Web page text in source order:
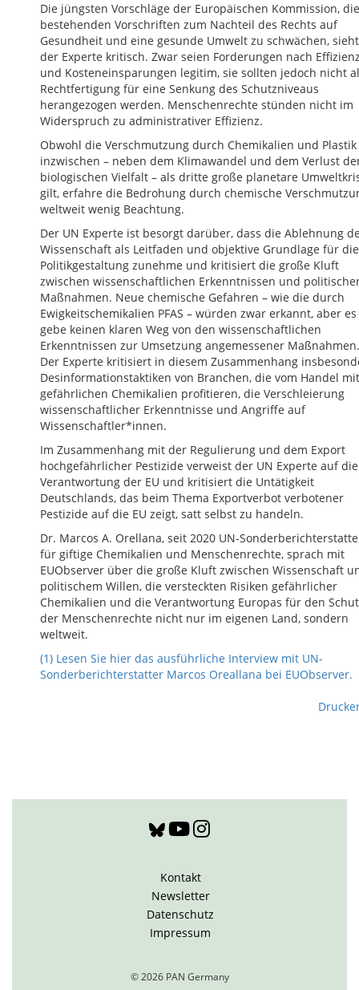
Die jüngsten Vorschläge der Europäischen Kommission, die
bestehenden Vorschriften zum Nachteil des Rechts auf
Gesundheit und eine gesunde Umwelt zu schwächen, sieht
der Experte kritisch. Zwar seien Forderungen nach
und Kosteneinsparungen legitim, sie sollten jedoch nicht
Rechtfertigung für eine Senkung des Schutzniveaus
herangezogen werden. Menschenrechte stünden nicht im
Widerspruch zu administrativer Effizienz.
Obwohl die Verschmutzung durch Chemikalien und Plastik
inzwischen – neben dem Klimawandel und dem Verlust
biologischen Vielfalt – als dritte große planetare
gilt, erfahre die Bedrohung durch chemische
weltweit wenig Beachtung.
Der UN Experte ist besorgt darüber, dass die Ablehnung
Wissenschaft als Leitfaden und objektive Grundlage für die
Politikgestaltung zunehme und kritisiert die große Kluft
zwischen wissenschaftlichen Erkenntnissen und
Maßnahmen. Neue chemische Gefahren – wie die durch
Ewigkeitschemikalien PFAS – würden zwar erkannt, aber es
gebe keinen klaren Weg von den wissenschaftlichen
Erkenntnissen zur Umsetzung angemessener Maßnahmen.
Der Experte kritisiert in diesem Zusammenhang
Desinformationstaktiken von Branchen, die vom Handel mit
gefährlichen Chemikalien profitieren, die Verschleierung
wissenschaftlicher Erkenntnisse und Angriffe auf
Wissenschaftler*innen.
Im Zusammenhang mit der Regulierung und dem Export
hochgefährlicher Pestizide verweist der UN Experte auf die
Verantwortung der EU und kritisiert die Untätigkeit
Deutschlands, das beim Thema Exportverbot verbotener
Pestizide auf die EU zeigt, satt selbst zu handeln.
Dr. Marcos A. Orellana, seit 2020 UN-
für giftige Chemikalien und Menschenrechte, sprach mit
EUObserver über die große Kluft zwischen Wissenschaft
politischem Willen, die versteckten Risiken gefährlicher
Chemikalien und die Verantwortung Europas für den
der Menschenrechte nicht nur im eigenen Land, sondern
weltweit.
(1) Lesen Sie hier das ausführliche Interview mit UN-
Sonderberichterstatter Marcos Oreallana bei EUObserver.
Kontakt
Newsletter
Datenschutz
Impressum
© 2026 PAN Germany